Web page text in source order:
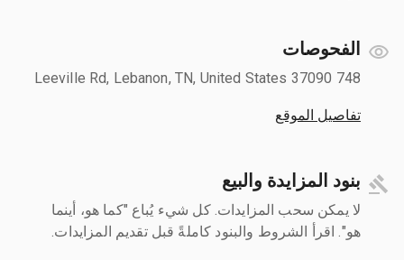
الفحوصات
748 Leeville Rd, Lebanon, TN, United States 37090
تفاصيل الموقع
بنود المزايدة والبيع
لا يمكن سحب المزايدات. كل شيء يُباع "كما هو، أينما
هو". اقرأ الشروط والبنود كاملةً قبل تقديم المزايدات.